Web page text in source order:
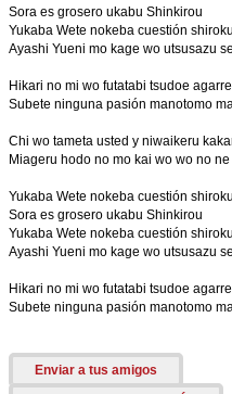
Sora es grosero ukabu Shinkirou
Yukaba Wete nokeba cuestión
Ayashi Yueni mo kage wo utsusazu
Hikari no mi wo futatabi tsudoe
Subete ninguna pasión manotomo
Chi wo tameta usted y niwaikeru
Miageru hodo no mo kai wo wo no
Yukaba Wete nokeba cuestión
Sora es grosero ukabu Shinkirou
Yukaba Wete nokeba cuestión
Ayashi Yueni mo kage wo utsusazu
Hikari no mi wo futatabi tsudoe
Subete ninguna pasión manotomo
Enviar a tus amigos